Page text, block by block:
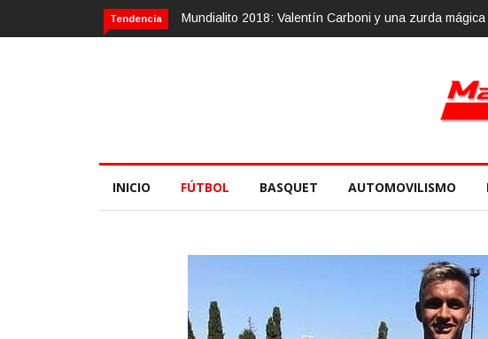
Tendencia Mundialito 2018: Valentín Carboni y una zurda mágica
INICIO FÚTBOL BASQUET AUTOMOVILISMO